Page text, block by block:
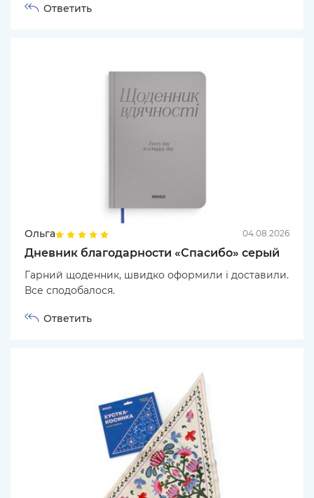
Ответить
Ольга 04.08.2026
Дневник благодарности «Спасибо» серый
Гарний щоденник, швидко оформили і доставили.
Все сподобалося.
Ответить